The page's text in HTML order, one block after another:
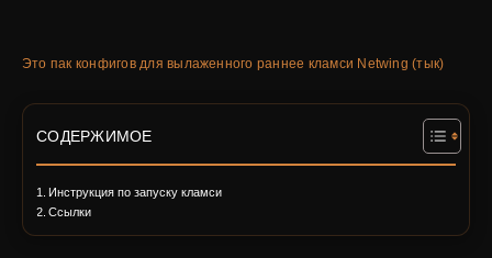
Это пак конфигов для вылаженного раннее кламси Netwing (тык)
СОДЕРЖИМОЕ
Инструкция по запуску кламси
Ссылки